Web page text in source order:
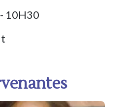
10H30